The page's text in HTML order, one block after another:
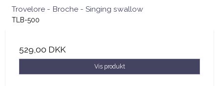
Trovelore - Broche - Singing swallow
TLB-500
529,00 DKK
Vis produkt